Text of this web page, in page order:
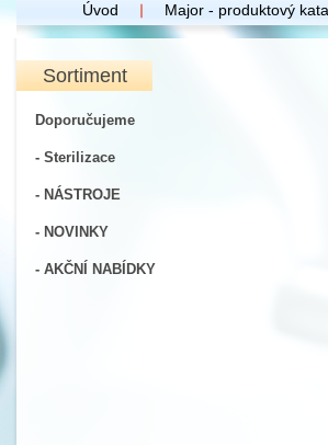
Úvod Major - produktový
Sortiment
Doporučujeme
- Sterilizace
- NÁSTROJE
- NOVINKY
- AKČNÍ NABÍDKY